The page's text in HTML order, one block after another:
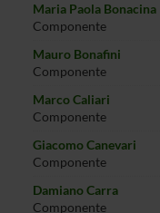
Maria Paola Bonacina
Componente
Mauro Bonafini
Componente
Marco Caliari
Componente
Giacomo Canevari
Componente
Damiano Carra
Componente